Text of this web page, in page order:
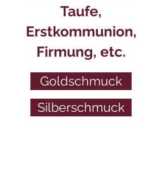
Taufe,
Erstkommunion,
Firmung, etc.
Goldschmuck
Silberschmuck